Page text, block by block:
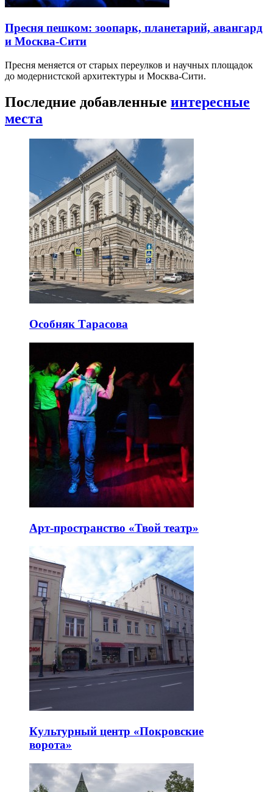
Пресня пешком: зоопарк, планетарий, авангард
и Москва-Сити
Пресня меняется от старых переулков и научных площадок
до модернистской архитектуры и Москва-Сити.
Последние добавленные интересные
места
Особняк Тарасова
Арт-пространство «Твой театр»
Культурный центр «Покровские
ворота»